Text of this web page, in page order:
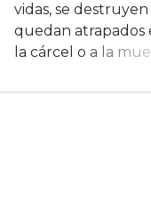
vidas, se
quedan atrapados
la cárcel o a la